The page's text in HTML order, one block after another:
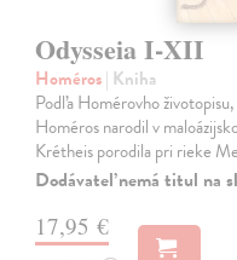
Odysseia I-XII
Homéros| Kniha
Podľa Homérovho
Homéros narodil v
Krétheis porodila pri rieke
Dodávateľ nemá titul na
17,95 €